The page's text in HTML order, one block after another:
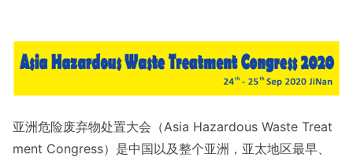
亚洲危险废弃物处置大会（Asia Hazardous Waste Treat
ment Congress）是中国以及整个亚洲，亚太地区最早、